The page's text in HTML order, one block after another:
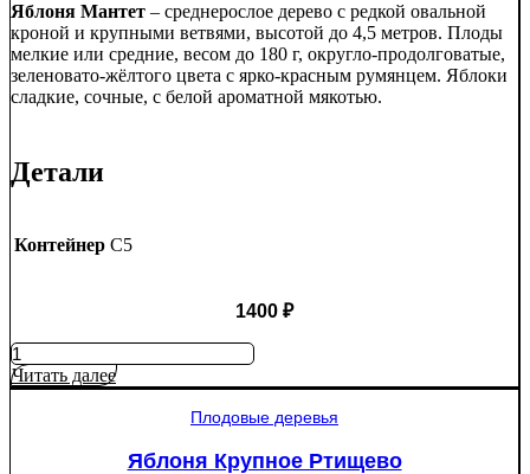
Яблоня Мантет – среднерослое дерево с редкой овальной
кроной и крупными ветвями, высотой до 4,5 метров. Плоды
мелкие или средние, весом до 180 г, округло-продолговатые,
зеленовато-жёлтого цвета с ярко-красным румянцем. Яблоки
сладкие, сочные, с белой ароматной мякотью.
Детали
Контейнер C5
1400 ₽
Количество
товара
Яблоня
Читать далее
Плодовые деревья
Яблоня Крупное Ртищево